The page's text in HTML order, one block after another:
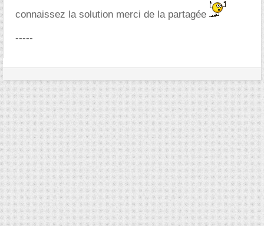
connaissez la solution merci de la partagée
-----